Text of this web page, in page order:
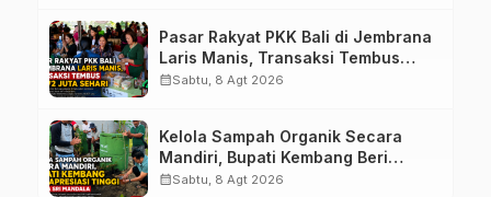
Pasar Rakyat PKK Bali di Jembrana
Laris Manis, Transaksi Tembus
Rp.672 Juta Sehari
calendar_monthSabtu, 8 Agt 2026
Kelola Sampah Organik Secara
Mandiri, Bupati Kembang Beri
Apresiasi Tinggi Warga Sri
calendar_monthSabtu, 8 Agt 2026